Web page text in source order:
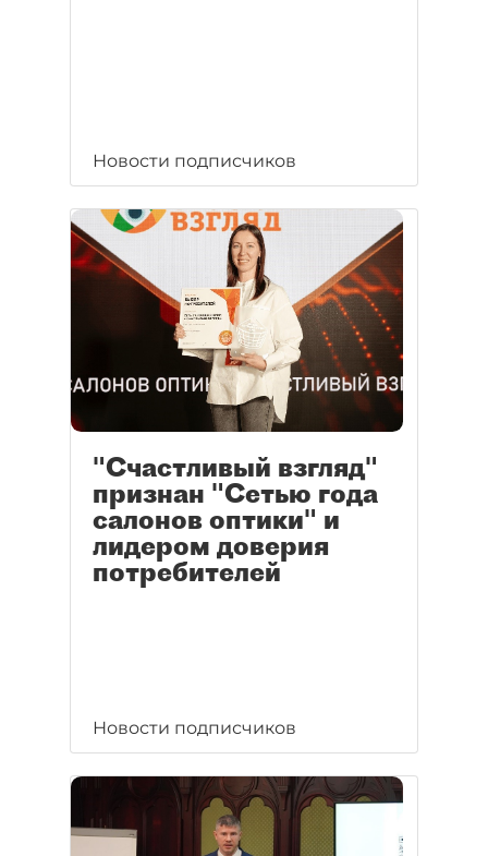
Новости подписчиков
"Счастливый взгляд"
признан "Сетью года
салонов оптики" и
лидером доверия
потребителей
Новости подписчиков